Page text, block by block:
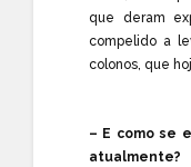
que deram
compelido a
colonos, que
– E como se
atualmente?